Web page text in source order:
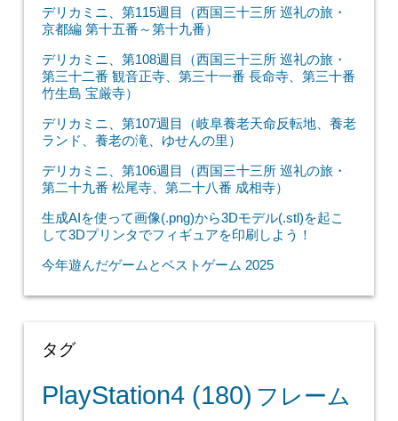
デリカミニ、第115週目（西国三十三所 巡礼の旅・
京都編 第十五番～第十九番）
デリカミニ、第108週目（西国三十三所 巡礼の旅・
第三十二番 観音正寺、第三十一番 長命寺、第三十番
竹生島 宝厳寺）
デリカミニ、第107週目（岐阜養老天命反転地、養老
ランド、養老の滝、ゆせんの里）
デリカミニ、第106週目（西国三十三所 巡礼の旅・
第二十九番 松尾寺、第二十八番 成相寺）
生成AIを使って画像(.png)から3Dモデル(.stl)を起こ
して3Dプリンタでフィギュアを印刷しよう！
今年遊んだゲームとベストゲーム 2025
タグ
PlayStation4(180) フレーム